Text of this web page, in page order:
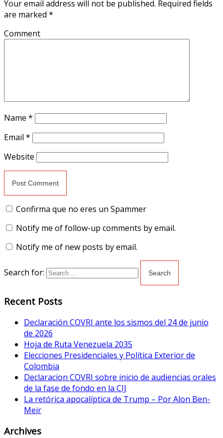
Your email address will not be published. Required fields
are marked *
Comment
Name *
Email *
Website
Confirma que no eres un Spammer
Notify me of follow-up comments by email.
Notify me of new posts by email.
Search for:
Recent Posts
Declaración COVRI ante los sismos del 24 de junio
de 2026
Hoja de Ruta Venezuela 2035
Elecciones Presidenciales y Política Exterior de
Colombia
Declaracion COVRI sobre inicio de audiencias orales
de la fase de fondo en la CIJ
La retórica apocalíptica de Trump – Por Alon Ben-
Meir
Archives